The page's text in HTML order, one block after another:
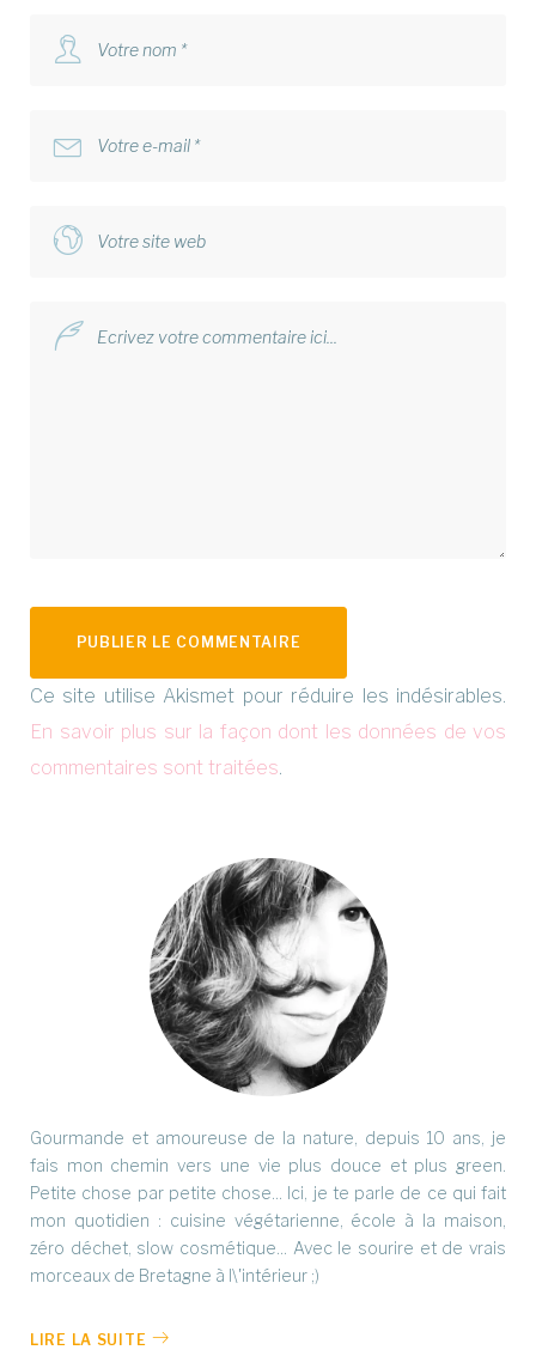
Ce site utilise Akismet pour réduire les indésirables.
En savoir plus sur la façon dont les données de vos
commentaires sont traitées
Gourmande et amoureuse de la nature, depuis 10 ans, je
fais mon chemin vers une vie plus douce et plus green.
Petite chose par petite chose... Ici, je te parle de ce qui fait
mon quotidien : cuisine végétarienne, école à la maison,
zéro déchet, slow cosmétique... Avec le sourire et de vrais
morceaux de Bretagne à l\'intérieur ;)
LIRE LA SUITE